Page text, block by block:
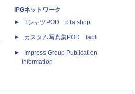
IPGネットワーク
TシャツPOD pTa.shop
カスタム写真集POD fabli
Impress Group Publication
Information